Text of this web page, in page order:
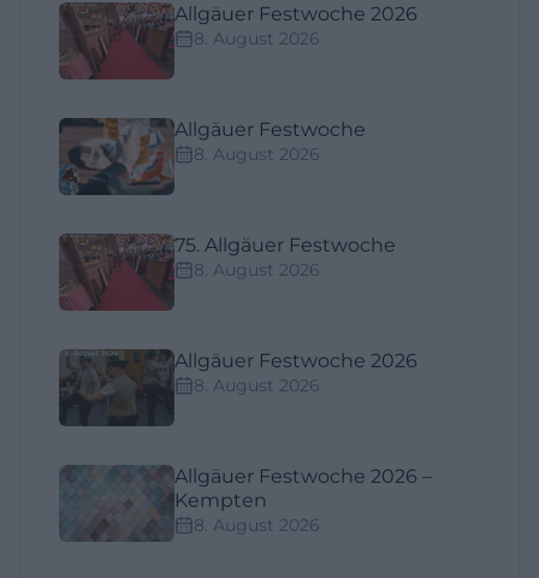
Allgäuer Festwoche 2026
8. August 2026
Allgäuer Festwoche
8. August 2026
75. Allgäuer Festwoche
8. August 2026
Allgäuer Festwoche 2026
8. August 2026
Allgäuer Festwoche 2026 –
Kempten
8. August 2026